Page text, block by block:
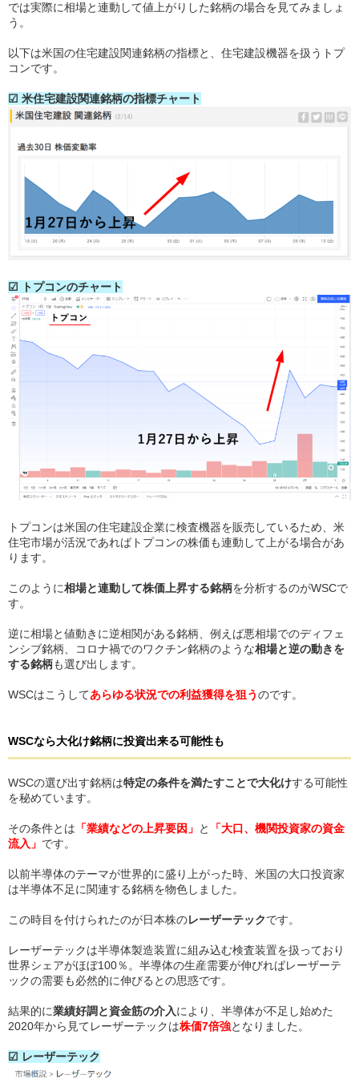
では実際に相場と連動して値上がりした銘柄の場合を見てみましょ
う。
以下は米国の住宅建設関連銘柄の指標と、住宅建設機器を扱うトプ
コンです。
☑ 米住宅建設関連銘柄の指標チャート
☑ トプコンのチャート
トプコンは米国の住宅建設企業に検査機器を販売しているため、米
住宅市場が活況であればトプコンの株価も連動して上がる場合があ
ります。
このように相場と連動して株価上昇する銘柄を分析するのがWSCで
す。
逆に相場と値動きに逆相関がある銘柄、例えば悪相場でのディフェ
ンシブ銘柄、コロナ禍でのワクチン銘柄のような相場と逆の動きを
する銘柄も選び出します。
WSCはこうしてあらゆる状況での利益獲得を狙うのです。
WSCなら大化け銘柄に投資出来る可能性も
WSCの選び出す銘柄は特定の条件を満たすことで大化けする可能性
を秘めています。
その条件とは 「業績などの上昇要因」 と
「大口、機関投資家の資金
流入」 です。
以前半導体のテーマが世界的に盛り上がった時、米国の大口投資家
は半導体不足に関連する銘柄を物色しました。
この時目を付けられたのが日本株のレーザーテックです。
レーザーテックは半導体製造装置に組み込む検査装置を扱っており
世界シェアがほぼ100％。半導体の生産需要が伸びればレーザーテ
ックの需要も必然的に伸びるとの思惑です。
結果的に業績好調と資金筋の介入により、半導体が不足し始めた
2020年から見てレーザーテックは株価7倍強となりました。
☑ レーザーテック